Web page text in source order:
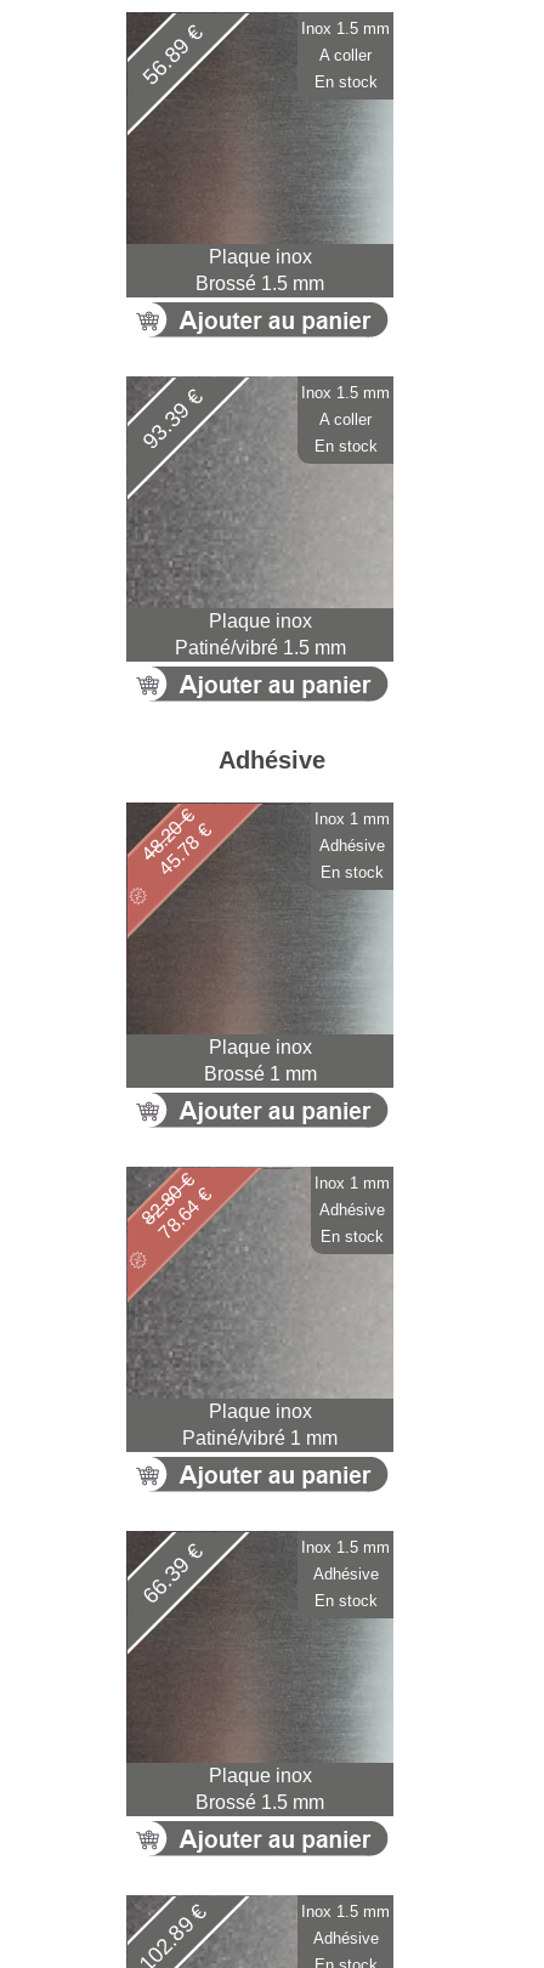
Plaque inox
Brossé 1.5 mm
56.89 €
Inox 1.5 mm
A coller
En stock
Plaque inox
Patiné/vibré 1.5 mm
93.39 €
Inox 1.5 mm
A coller
En stock
Adhésive
Plaque inox
Brossé 1 mm
45.78 €
48.20 €
Inox 1 mm
Adhésive
En stock
Plaque inox
Patiné/vibré 1 mm
78.64 €
82.80 €
Inox 1 mm
Adhésive
En stock
Plaque inox
Brossé 1.5 mm
66.39 €
Inox 1.5 mm
Adhésive
En stock
102.89 €
Inox 1.5 mm
Adhésive